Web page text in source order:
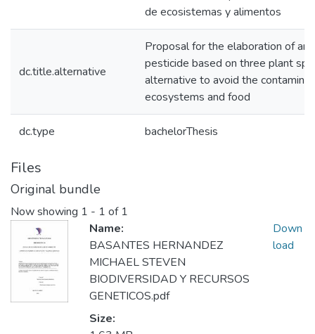
de ecosistemas y alimentos
dc.title.alternative
Proposal for the elaboration of an
pesticide based on three plant
alternative to avoid the
ecosystems and food
dc.type bachelorThesis
Files
Original bundle
Now showing 1 - 1 of 1
Name:
BASANTES HERNANDEZ
MICHAEL STEVEN
BIODIVERSIDAD Y RECURSOS
GENETICOS.pdf
Size:
Down
load